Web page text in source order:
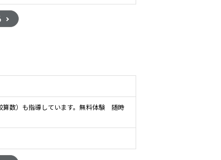
算数）も指導しています。無料体験 随時